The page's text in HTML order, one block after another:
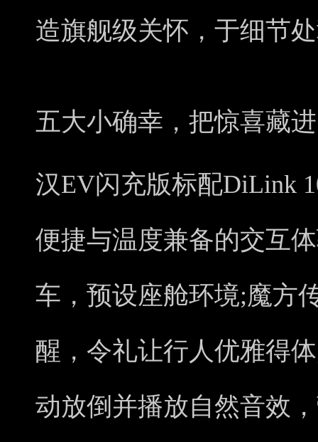
造旗舰级关怀，于细节
五大小确幸，把惊喜藏
汉EV闪充版标配DiLink
便捷与温度兼备的交互
车，预设座舱环境;魔方
醒，令礼让行人优雅得
动放倒并播放自然音效